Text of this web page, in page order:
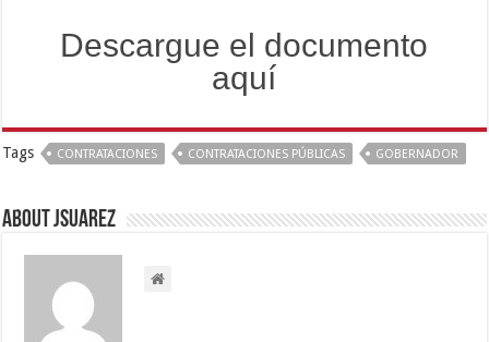
Descargue el documento
aquí
Tags CONTRATACIONES CONTRATACIONES PÚBLICAS GOBERNADOR
About Jsuarez